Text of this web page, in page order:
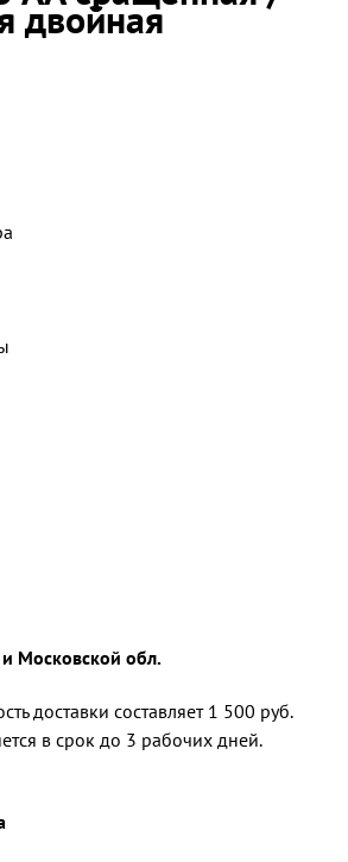
двойная
Московской обл.
доставки составляет 1 500 руб.
в срок до 3 рабочих дней.